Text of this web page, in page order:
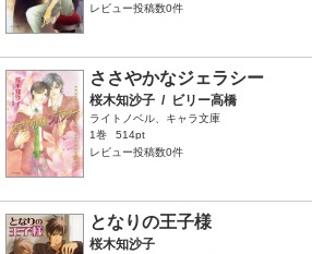
レビュー投稿数0件
ささやかなジェラシー
桜木知沙子 / ビリー高橋
ライトノベル、キャラ文庫
1巻
514pt
レビュー投稿数0件
となりの王子様
桜木知沙子